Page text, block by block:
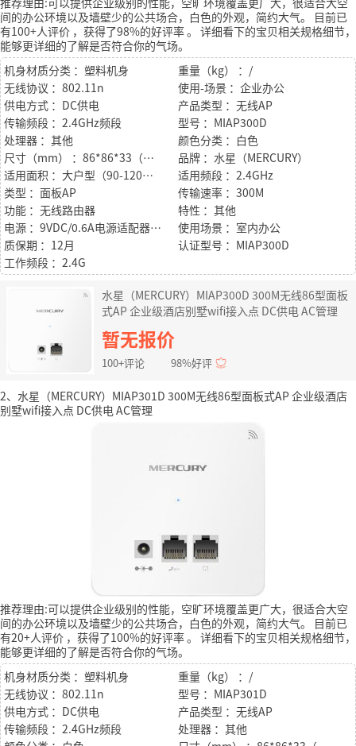
间的办公环境以及墙壁少的公共场合，白色的外观，简约大气。
目前已
有100+人评价 ，获得了98%的好评率。 详细看下的宝贝相关规格细节，
能够更详细的了解是否符合你的气场。
机身材质分类 ：塑料机身
重量（kg） ：/
无线协议 ：802.11n
使用-场景 ：企业办公
供电方式 ：DC供电
产品类型 ：无线AP
传输频段 ：2.4GHz频段
型号 ：MIAP300D
处理器 ：其他
颜色分类 ：白色
尺寸（mm） ：86*86*33（mm）
品牌 ：水星（MERCURY）
适用面积 ：大户型（90-120㎡）
适用频段 ：2.4GHz
类型 ：面板AP
传输速率 ：300M
功能 ：无线路由器
特性 ：其他
电源 ：9VDC/0.6A电源适配器供电
使用场景 ：室内办公
质保期 ：12月
认证型号 ：MIAP300D
工作频段 ：2.4G
水星（MERCURY）MIAP300D 300M无线86型面板
式AP 企业级酒店别墅wifi接入点 DC供电 AC管理
暂无报价
100+评论 98%好评
2、水星（MERCURY）MIAP301D 300M无线86型面板式AP 企业级酒店
别墅wifi接入点 DC供电 AC管理
推荐理由:可以提供企业级别的性能，空旷环境覆盖更广大，很适合大空
间的办公环境以及墙壁少的公共场合，白色的外观，简约大气。
目前已
有20+人评价 ，获得了100%的好评率。 详细看下的宝贝相关规格细节，
能够更详细的了解是否符合你的气场。
机身材质分类 ：塑料机身
重量（kg） ：/
无线协议 ：802.11n
型号 ：MIAP301D
供电方式 ：DC供电
产品类型 ：无线AP
传输频段 ：2.4GHz频段
处理器 ：其他